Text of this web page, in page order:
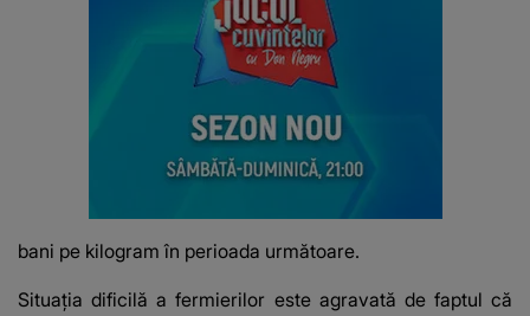
bani pe kilogram în perioada următoare.
Situația dificilă a fermierilor este agravată de faptul că